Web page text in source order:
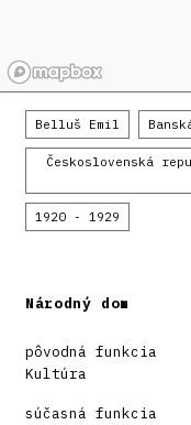
Belluš Emil
Československá
1920 - 1929
Národný dom
pôvodná funkcia
Kultúra
súčasná funkcia